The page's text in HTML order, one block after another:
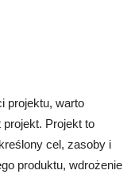
projektu, warto
projekt. Projekt to
cel, zasoby i
produktu, wdrożenie